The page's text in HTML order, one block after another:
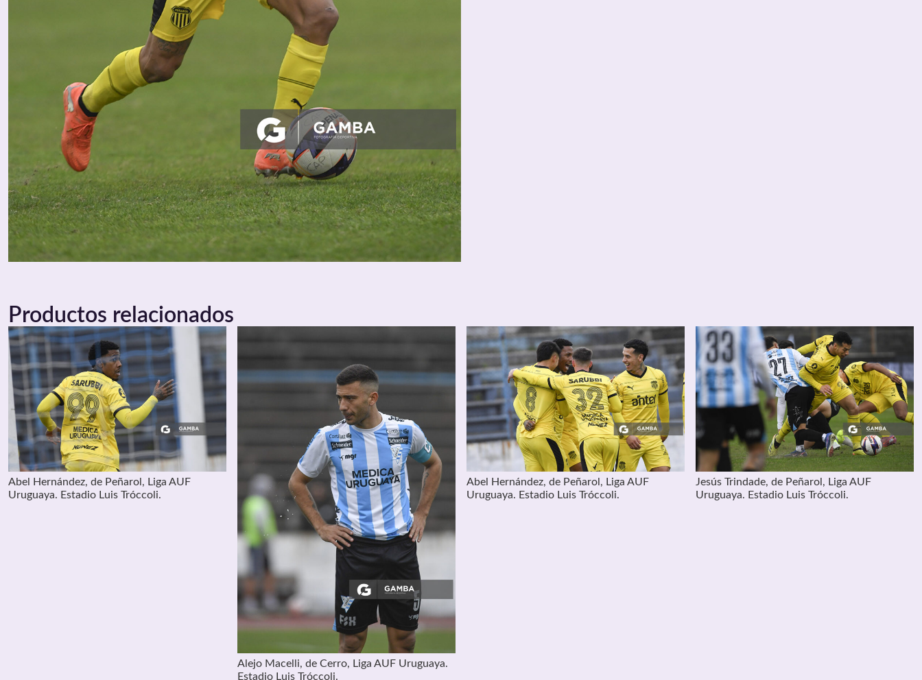
Productos relacionados
Abel Hernández, de Peñarol, Liga AUF
Uruguaya. Estadio Luis Tróccoli.
Alejo Macelli, de Cerro, Liga AUF Uruguaya.
Estadio Luis Tróccoli.
Abel Hernández, de Peñarol, Liga AUF
Uruguaya. Estadio Luis Tróccoli.
Jesús Trindade, de Peñarol, Liga AUF
Uruguaya. Estadio Luis Tróccoli.